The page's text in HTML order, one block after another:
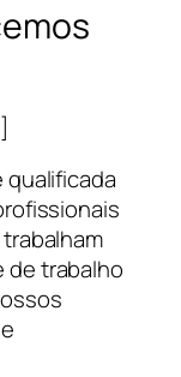
qualificada
de trabalho